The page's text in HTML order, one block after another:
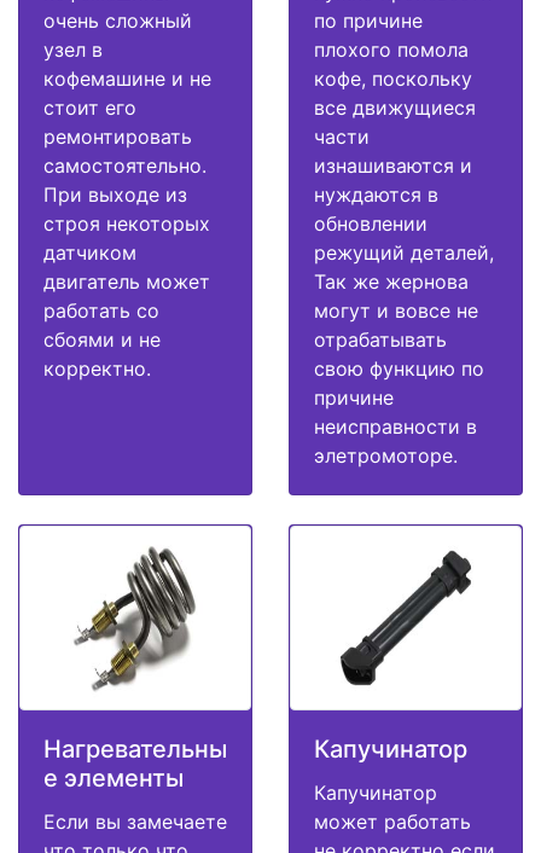
очень сложный
узел в
кофемашине и не
стоит его
ремонтировать
самостоятельно.
При выходе из
строя некоторых
датчиком
двигатель может
работать со
сбоями и не
корректно.
по причине
плохого помола
кофе, поскольку
все движущиеся
части
изнашиваются и
нуждаются в
обновлении
режущий деталей,
Так же жернова
могут и вовсе не
отрабатывать
свою функцию по
причине
неисправности в
элетромоторе.
Нагревательны
е элементы
Если вы замечаете
Капучинатор
Капучинатор
может работать